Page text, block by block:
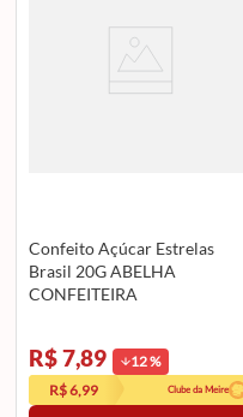
Confeito Açúcar Estrelas
Brasil 20G ABELHA
CONFEITEIRA
R$ 7,89 12%
R$ 6,99
Clube da Meire